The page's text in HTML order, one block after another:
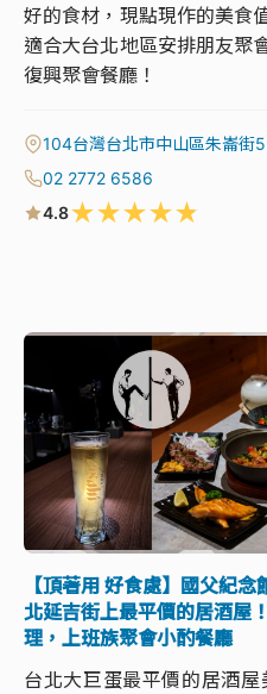
好的食材，現點現作的美食
適合大台北地區安排朋友聚
復興聚會餐廳！
104台灣台北市中山區朱崙街
02 2772 6586
4.8★★★★★
【頂著用 好食處】國父紀
北延吉街上最平價的居酒屋
理，上班族聚會小酌餐廳
台北大巨蛋最平價的居酒